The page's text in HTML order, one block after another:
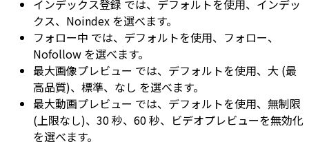
インデックス登録 では、 デフォルトを使用、 インデッ
クス、 Noindex を選べます。
フォロー中 では、 デフォルトを使用、 フォロー、
Nofollow を選べます。
最大画像プレビュー では、 デフォルトを使用、 大 (最
高品質)、 標準、 なし を選べます。
最大動画プレビュー では、 デフォルトを使用、 無制限
(上限なし)、 30 秒、 60 秒、 ビデオプレビューを無効化
を選べます。